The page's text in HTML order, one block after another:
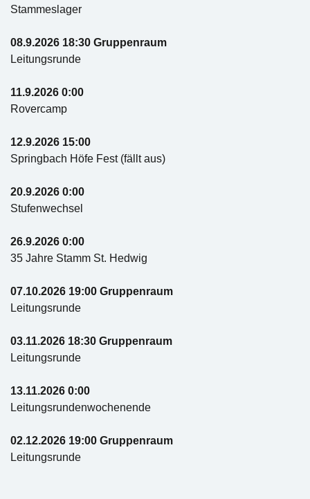
Stammeslager
08.9.2026 18:30 Gruppenraum
Leitungsrunde
11.9.2026 0:00
Rovercamp
12.9.2026 15:00
Springbach Höfe Fest (fällt aus)
20.9.2026 0:00
Stufenwechsel
26.9.2026 0:00
35 Jahre Stamm St. Hedwig
07.10.2026 19:00 Gruppenraum
Leitungsrunde
03.11.2026 18:30 Gruppenraum
Leitungsrunde
13.11.2026 0:00
Leitungsrundenwochenende
02.12.2026 19:00 Gruppenraum
Leitungsrunde